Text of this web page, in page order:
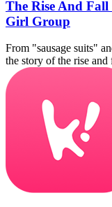
The Rise And
Girl Group
From "sausage suits"
the story of the rise